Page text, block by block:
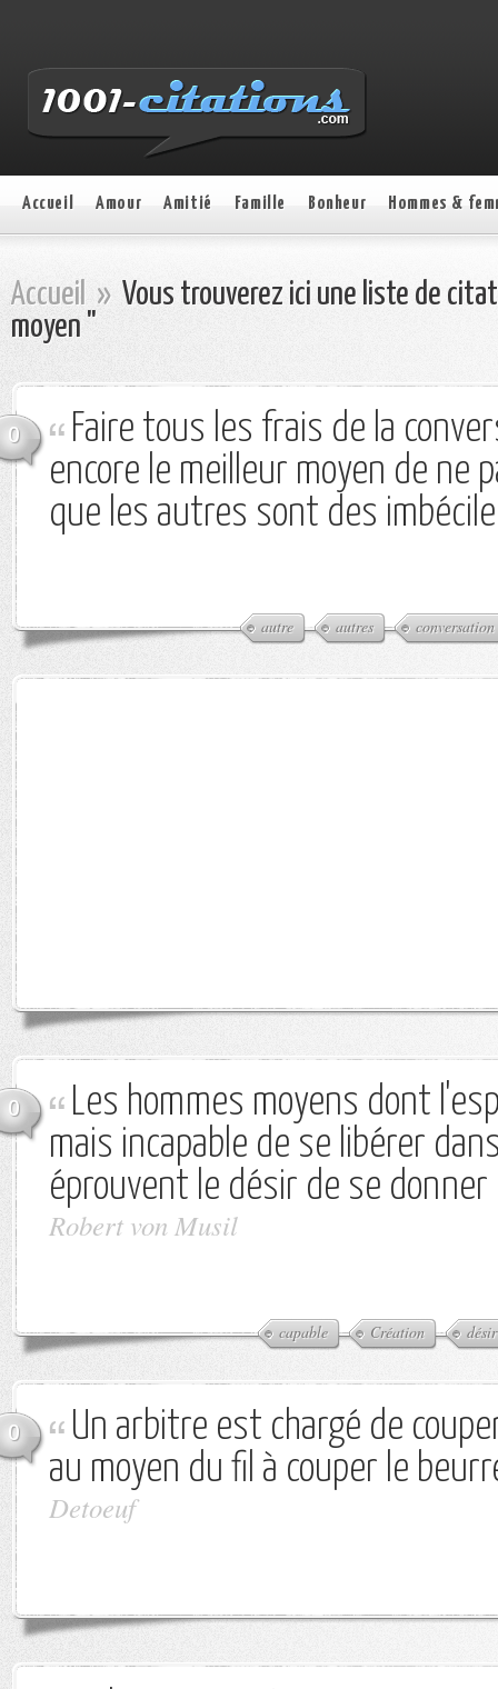
Accueil Amour Amitié Famille Bonheur Hommes &
Accueil » Vous trouverez ici une liste de
moyen "
0
Faire tous les frais de la
encore le meilleur moyen de ne
que les autres sont des
autre autres conversation
0
Les hommes moyens dont
mais incapable de se libérer
éprouvent le désir de se donner
Robert von Musil
capable Création désir
0
Un arbitre est chargé de
au moyen du fil à couper le
Detoeuf